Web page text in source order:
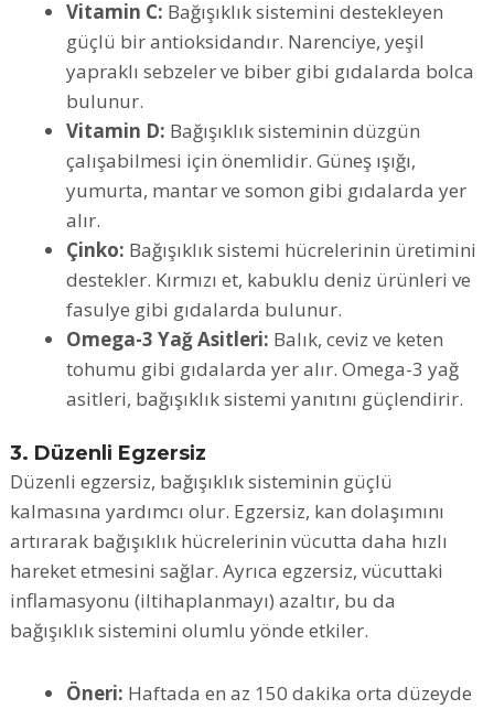
Vitamin C: Bağışıklık sistemini destekleyen
güçlü bir antioksidandır. Narenciye, yeşil
yapraklı sebzeler ve biber gibi gıdalarda bolca
bulunur.
Vitamin D: Bağışıklık sisteminin düzgün
çalışabilmesi için önemlidir. Güneş ışığı,
yumurta, mantar ve somon gibi gıdalarda yer
alır.
Çinko: Bağışıklık sistemi hücrelerinin üretimini
destekler. Kırmızı et, kabuklu deniz ürünleri ve
fasulye gibi gıdalarda bulunur.
Omega-3 Yağ Asitleri: Balık, ceviz ve keten
tohumu gibi gıdalarda yer alır. Omega-3 yağ
asitleri, bağışıklık sistemi yanıtını güçlendirir.
3. Düzenli Egzersiz
Düzenli egzersiz, bağışıklık sisteminin güçlü
kalmasına yardımcı olur. Egzersiz, kan dolaşımını
artırarak bağışıklık hücrelerinin vücutta daha hızlı
hareket etmesini sağlar. Ayrıca egzersiz, vücuttaki
inflamasyonu (iltihaplanmayı) azaltır, bu da
bağışıklık sistemini olumlu yönde etkiler.
Öneri: Haftada en az 150 dakika orta düzeyde